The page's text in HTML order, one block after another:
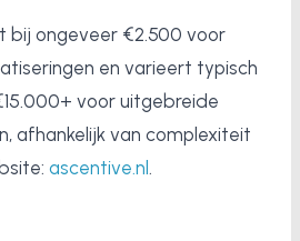
bij ongeveer €2.500 voor
en varieert typisch
voor uitgebreide
afhankelijk van complexiteit
ascentive.nl .